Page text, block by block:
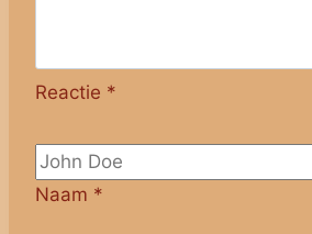
Reactie *
Naam *